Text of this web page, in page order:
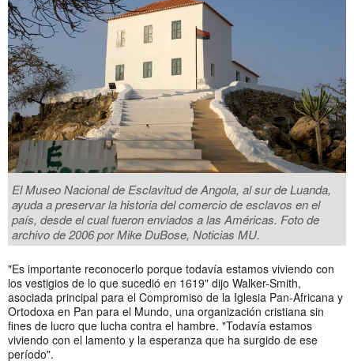
El Museo Nacional de Esclavitud de Angola, al sur de Luanda,
ayuda a preservar la historia del comercio de esclavos en el
país, desde el cual fueron enviados a las Américas. Foto de
archivo de 2006 por Mike DuBose, Noticias MU.
"Es importante reconocerlo porque todavía estamos viviendo con
los vestigios de lo que sucedió en 1619" dijo Walker-Smith,
asociada principal para el Compromiso de la Iglesia Pan-Africana y
Ortodoxa en Pan para el Mundo, una organización cristiana sin
fines de lucro que lucha contra el hambre. "Todavía estamos
viviendo con el lamento y la esperanza que ha surgido de ese
período".